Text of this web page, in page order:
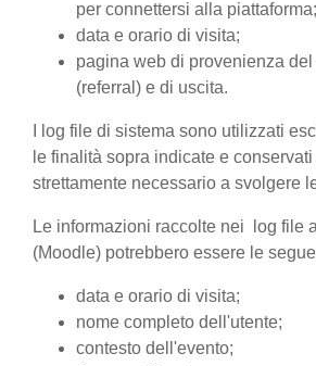
per connettersi alla piattaforma;
data e orario di visita;
pagina web di provenienza
(referral) e di uscita.
I log file di sistema sono utilizzati
le finalità sopra indicate e
strettamente necessario a svolgere
Le informazioni raccolte nei log file
(Moodle) potrebbero essere le
data e orario di visita;
nome completo dell'utente;
contesto dell'evento;